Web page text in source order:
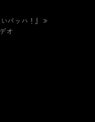
バッハ！』≫
オ